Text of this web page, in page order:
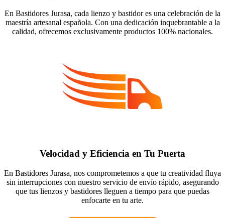
En Bastidores Jurasa, cada lienzo y bastidor es una celebración de la
maestría artesanal española. Con una dedicación inquebrantable a la
calidad, ofrecemos exclusivamente productos 100% nacionales.
Velocidad y Eficiencia en Tu Puerta
En Bastidores Jurasa, nos comprometemos a que tu creatividad fluya
sin interrupciones con nuestro servicio de envío rápido, asegurando
que tus lienzos y bastidores lleguen a tiempo para que puedas
enfocarte en tu arte.